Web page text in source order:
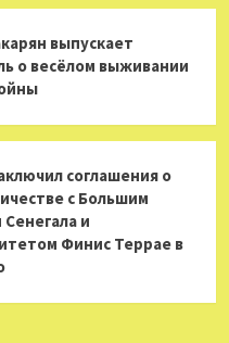
выпускает
о весёлом выживании
соглашения о
с Большим
и
Финис Террае в